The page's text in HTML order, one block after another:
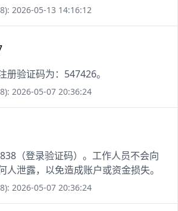
2026-05-13 14:16:12
册验证码为：547426。
2026-05-07 20:36:24
（登录验证码）。工作人员不会向
人泄露，以免造成账户或资金损失。
2026-05-07 20:36:24